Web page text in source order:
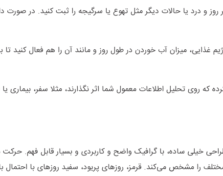
و درد یا حالات دیگر مثل تهوع یا سرگیجه را ثبت کنید. در صورت
غذایی، میزان آب خوردن در طول روز و مانند آن را هم فعال کنید تا
که روی تحلیل اطلاعات معمول شما اثر نگذارند، مثلا سفر، بیماری
خیلی ساده، با گرافیک واضح و کاربردی و بسیار قابل فهم. حرکت
را مشخص می‌کند. قرمز، روزهای پریود، سفید روزهای با احتمال